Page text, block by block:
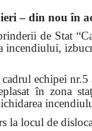
– din nou în
de Stat
incendiului,
echipei
în zona
la locul de